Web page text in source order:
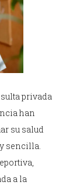
privada
han
su salud
sencilla.
a la